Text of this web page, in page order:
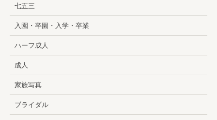
七五三
入園・卒園・入学・卒業
ハーフ成人
成人
家族写真
ブライダル